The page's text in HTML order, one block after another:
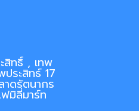
สิทธิ์ , เทพ
ประสิทธ์ 17
าดรัตนากร
มิลี่มาร์ท